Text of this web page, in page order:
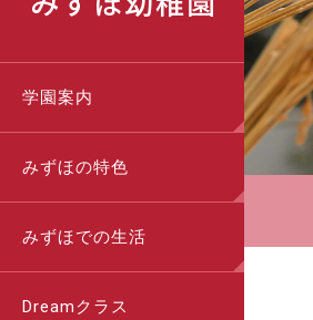
学園案内
みずほの特色
みずほでの生活
Dreamクラス